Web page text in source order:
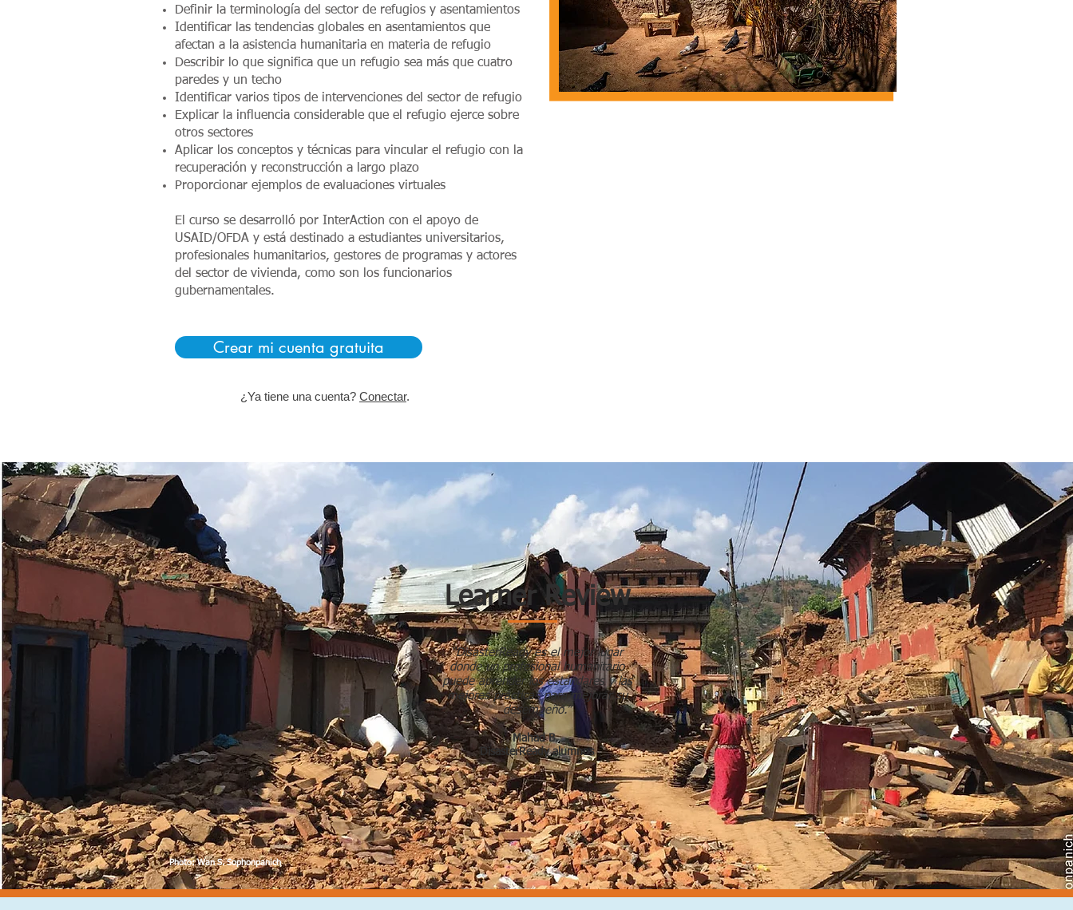
Definir la terminología del sector de refugios y asentamientos
Identificar las tendencias globales en asentamientos que
afectan a la asistencia humanitaria en materia de refugio
Describir lo que significa que un refugio sea más que cuatro
paredes y un techo
Identificar varios tipos de intervenciones del sector de refugio
Explicar la influencia considerable que el refugio ejerce sobre
otros sectores
Aplicar los conceptos y técnicas para vincular el refugio con la
recuperación y reconstrucción a largo plazo
Proporcionar ejemplos de evaluaciones virtuales
El curso se desarrolló por InterAction con el apoyo de
USAID/OFDA y está destinado a estudiantes universitarios,
profesionales humanitarios, gestores de programas y actores
del sector de vivienda, como son los funcionarios
gubernamentales.
Crear mi cuenta gratuita
¿Ya tiene una cuenta? Conectar.
Learner Review
“DisasterReady es el mejor lugar
donde un profesional humanitario
puede aprender los estándares y las
mejores prácticas para mejorar su
desempeño.”
Mahad B.
DisasterReady alumnos
Photo: Wan S. Sophonpanich